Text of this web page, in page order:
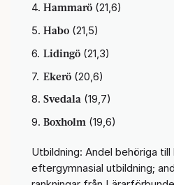
Hammarö (21,6)
Habo (21,5)
Lidingö (21,3)
Ekerö (20,6)
Svedala (19,7)
Boxholm (19,6)
Utbildning: Andel behöriga till
eftergymnasial utbildning;